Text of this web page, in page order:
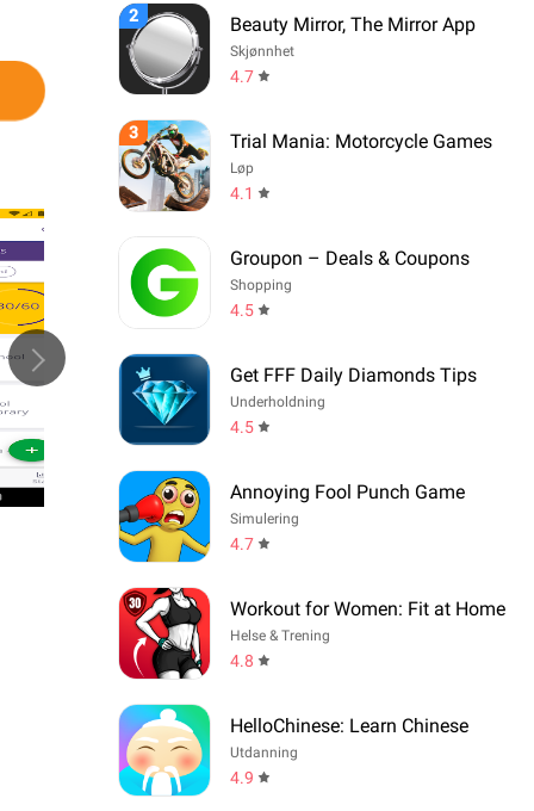
2 Beauty Mirror, The Mirror App
Skjønnhet
4.7
3 Trial Mania: Motorcycle Games
Løp
4.1
Groupon – Deals & Coupons
Shopping
4.5
Get FFF Daily Diamonds Tips
Underholdning
4.5
Annoying Fool Punch Game
Simulering
4.7
Workout for Women: Fit at Home
Helse & Trening
4.8
HelloChinese: Learn Chinese
Utdanning
4.9